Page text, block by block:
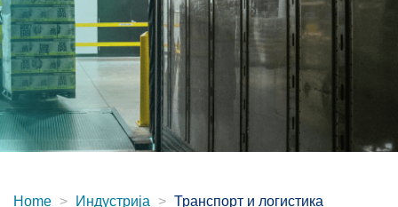
Home Индустрија Транспорт и логистика